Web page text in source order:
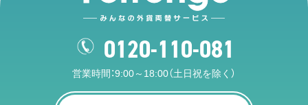
0120-110-081
営業時間：9:00～18:00（土日祝を除く）